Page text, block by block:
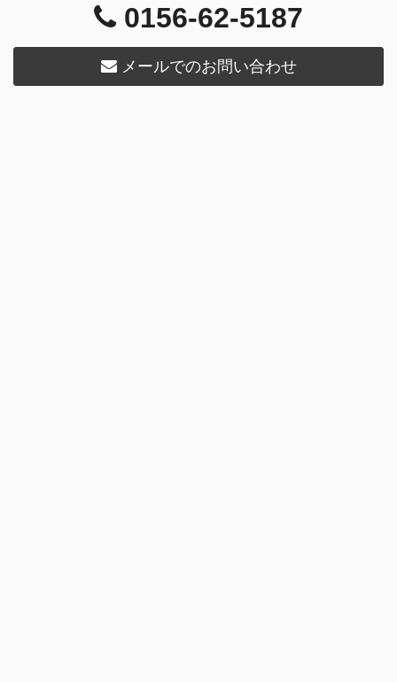
0156-62-5187
メールでのお問い合わせ